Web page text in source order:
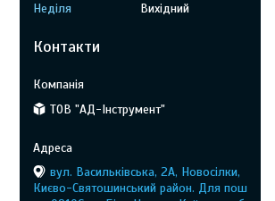
Неділя
Вихідний
Контакти
ТОВ "АД-Інструмент"
вул. Васильківська, 2А, Новосілки,
Києво-Святошинський район. Для пош